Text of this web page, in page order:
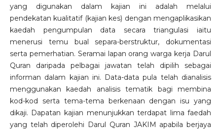
yang digunakan dalam kajian ini adalah melalui
pendekatan kualitatif (kajian kes) dengan mengaplikasikan
kaedah pengumpulan data secara triangulasi iaitu
menerusi temu bual separa-berstruktur, dokumentasi
serta pemerhatian. Seramai lapan orang warga kerja Darul
Quran daripada pelbagai jawatan telah dipilih sebagai
informan dalam kajian ini. Data-data pula telah dianalisis
menggunakan kaedah analisis tematik bagi membina
kod-kod serta tema-tema berkenaan dengan isu yang
dikaji. Dapatan kajian menunjukkan terdapat lima faedah
yang telah diperolehi Darul Quran JAKIM apabila berjaya